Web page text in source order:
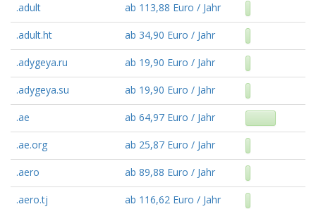
.adult ab 113,88 Euro / Jahr
.adult.ht ab 34,90 Euro / Jahr
.adygeya.ru ab 19,90 Euro / Jahr
.adygeya.su ab 19,90 Euro / Jahr
.ae ab 64,97 Euro / Jahr
.ae.org ab 25,87 Euro / Jahr
.aero ab 89,88 Euro / Jahr
.aero.tj ab 116,62 Euro / Jahr